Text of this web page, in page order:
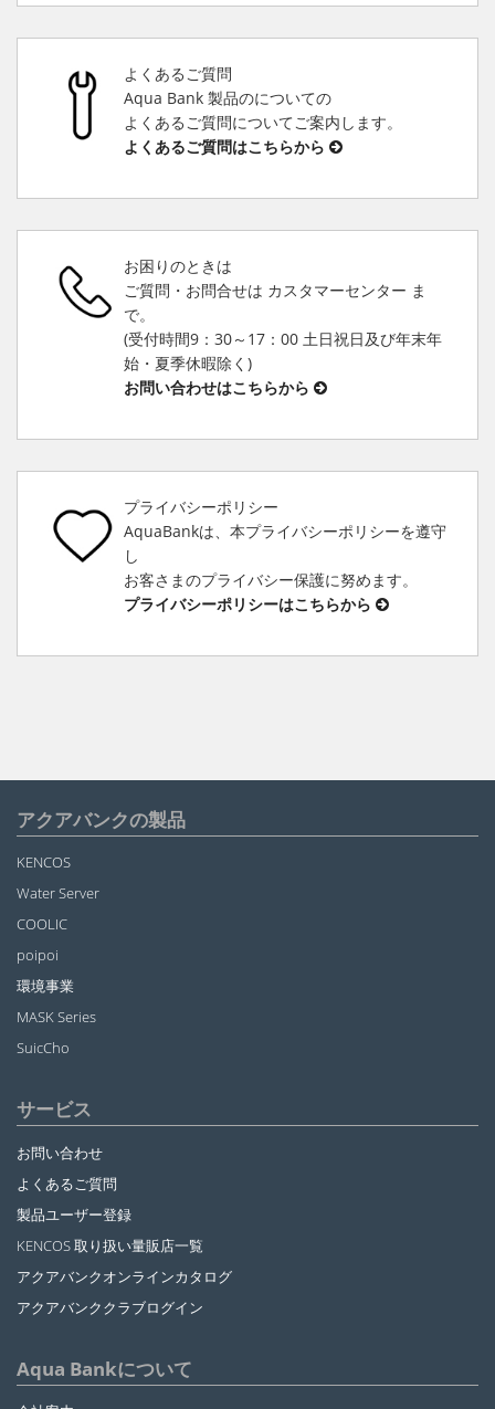
よくあるご質問
Aqua Bank 製品のについての
よくあるご質問についてご案内します。
よくあるご質問はこちらから
お困りのときは
ご質問・お問合せは カスタマーセンター ま
で。
(受付時間9：30～17：00 土日祝日及び年末年
始・夏季休暇除く)
お問い合わせはこちらから
プライバシーポリシー
AquaBankは、本プライバシーポリシーを遵守
し
お客さまのプライバシー保護に努めます。
プライバシーポリシーはこちらから
アクアバンクの製品
KENCOS
Water Server
COOLIC
poipoi
環境事業
MASK Series
SuicCho
サービス
お問い合わせ
よくあるご質問
製品ユーザー登録
KENCOS 取り扱い量販店一覧
アクアバンクオンラインカタログ
アクアバンククラブログイン
Aqua Bankについて